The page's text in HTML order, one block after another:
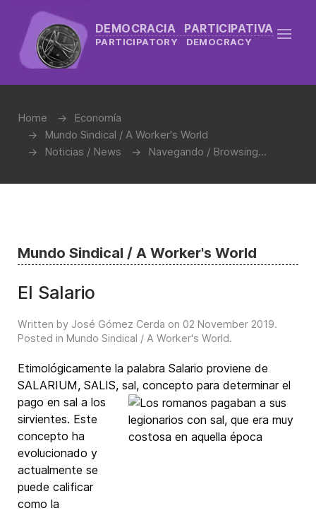
DEMOCRACIA PARTICIPATIVA
PARTICIPATORY DEMOCRACY
Home
Economía
Mundo Sindical / A Worker's World
Noticias / News
Navegando / Browsing...
Mundo Sindical / A Worker's World
El Salario
Written by José Gómez Cerda on 02 November 2019.
Posted in Mundo Sindical / A Worker's World.
Etimológicamente la palabra Salario proviene de
SALARIUM, SALIS, sal, concepto para determinar el
pago en sal a los
sirvientes. Este
concepto ha
evolucionado y
actualmente se
puede calificar
como la